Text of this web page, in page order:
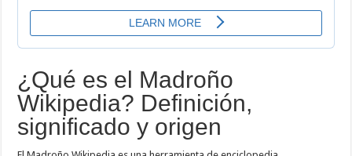
¿Qué es el Madroño
Wikipedia? Definición,
significado y origen